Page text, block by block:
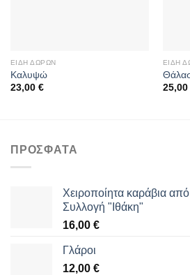
ΕΊΔΗ ΔΏΡΩΝ
Καλυψώ
23,00 €
ΕΊΔΗ
25,00
ΠΡΌΣΦΑΤΑ
Χειροποίητα καράβια
Συλλογή "Ιθάκη"
16,00 €
Γλάροι
12,00 €